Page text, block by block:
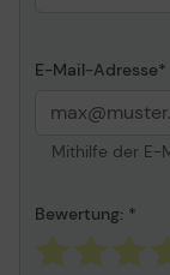
E-Mail-Adresse
Mithilfe der E-
Bewertung: